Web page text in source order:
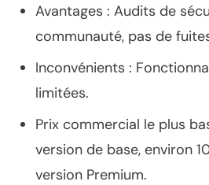
Avantages : Audits de
communauté, pas de
Inconvénients :
limitées.
Prix commercial le plus
version de base, environ
version Premium.